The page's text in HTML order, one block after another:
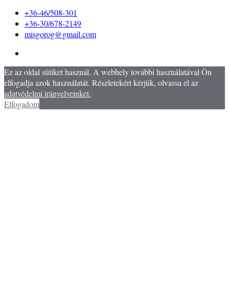
+36-46/508-301
+36-30/678-2149
misgorog@gmail.com
Ez az oldal sütiket használ. A webhely további használatával Ön
elfogadja azok használatát. Részletekért kérjük, olvassa el az
adatvédelmi irányelveinket.
Elfogadom